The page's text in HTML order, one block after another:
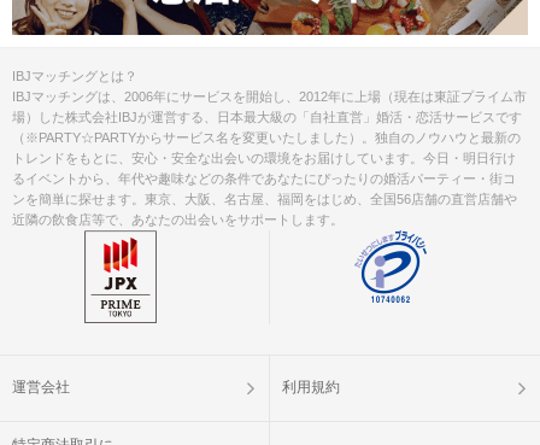
IBJマッチングとは？
IBJマッチングは、2006年にサービスを開始し、2012年に上場（現在は東証プライム市
場）した株式会社IBJが運営する、日本最大級の「自社直営」婚活・恋活サービスです
（※PARTY☆PARTYからサービス名を変更いたしました）。独自のノウハウと最新の
トレンドをもとに、安心・安全な出会いの環境をお届けしています。今日・明日行け
るイベントから、年代や趣味などの条件であなたにぴったりの婚活パーティー・街コ
ンを簡単に探せます。東京、大阪、名古屋、福岡をはじめ、全国56店舗の直営店舗や
近隣の飲食店等で、あなたの出会いをサポートします。
運営会社 利用規約